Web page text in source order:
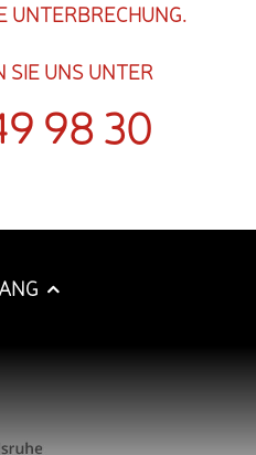
UNTERBRECHUNG.
SIE UNS UNTER
98 30